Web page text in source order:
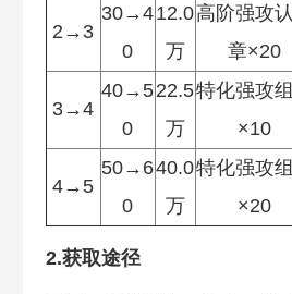
2→3
30→4
0
12.0
万
高阶强攻
章×20
3→4
40→5
0
22.5
万
特化强攻
×10
4→5
50→6
0
40.0
万
特化强攻
×20
2.获取途径